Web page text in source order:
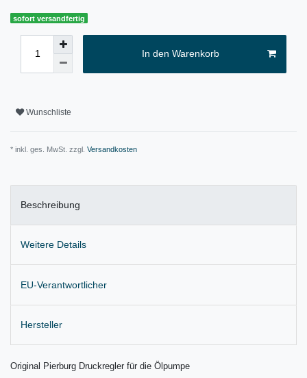
sofort versandfertig
In den Warenkorb
Wunschliste
* inkl. ges. MwSt. zzgl. Versandkosten
Beschreibung
Weitere Details
EU-Verantwortlicher
Hersteller
Original Pierburg Druckregler für die Ölpumpe